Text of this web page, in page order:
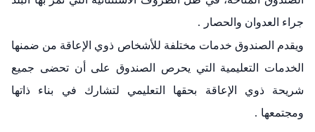
جراء العدوان والحصار
.
ويقدم الصندوق خدمات مختلفة للأشخاص ذوي الإعاقة من ضمنها
الخدمات التعليمية التي يحرص الصندوق على أن تحضى جميع
شريحة ذوي الإعاقة بحقها التعليمي لتشارك في بناء ذاتها
ومجتمعها .